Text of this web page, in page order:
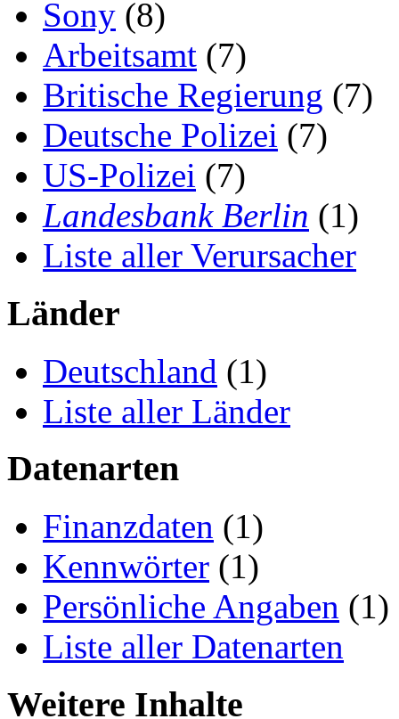
Sony (8)
Arbeitsamt (7)
Britische Regierung (7)
Deutsche Polizei (7)
US-Polizei (7)
Landesbank Berlin (1)
Liste aller Verursacher
Länder
Deutschland (1)
Liste aller Länder
Datenarten
Finanzdaten (1)
Kennwörter (1)
Persönliche Angaben (1)
Liste aller Datenarten
Weitere Inhalte